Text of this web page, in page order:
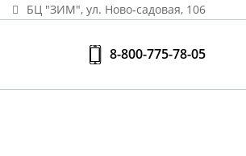
БЦ "ЗИМ", ул. Ново‑садовая, 106
8-800-775-78-05